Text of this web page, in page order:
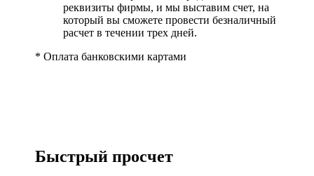
реквизиты фирмы, и мы выставим счет, на
который вы сможете провести безналичный
расчет в течении трех дней.
* Оплата банковскими картами
Быстрый просчет